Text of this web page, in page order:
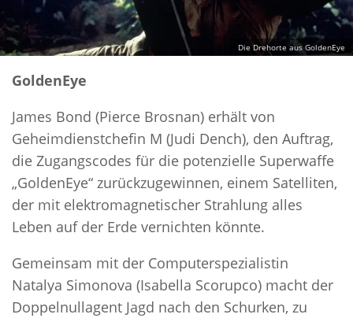
Die Drehorte aus GoldenEye
GoldenEye
James Bond (Pierce Brosnan) erhält von
Geheimdienstchefin M (Judi Dench), den Auftrag,
die Zugangscodes für die potenzielle Superwaffe
„GoldenEye“ zurückzugewinnen, einem Satelliten,
der mit elektromagnetischer Strahlung alles
Leben auf der Erde vernichten könnte.
Gemeinsam mit der Computerspezialistin
Natalya Simonova (Isabella Scorupco) macht der
Doppelnullagent Jagd nach den Schurken, zu